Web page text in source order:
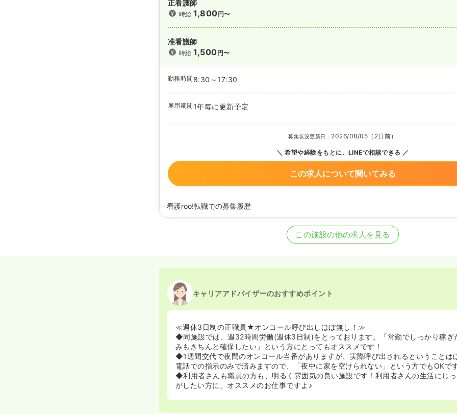
正看護師
時給1,800円〜
准看護師
時給1,500円〜
勤務時間 8:30～17:30
雇用期間 1年毎に更新予定
募集状況更新日： 2026/08/05（2日前）
希望や経験をもとに、LINEで相談できる
この求人について聞いてみる
看護roo!転職での募集履歴
この施設の他の求人を見る
キャリアアドバイザーのおすすめポイント
≪週休3日制の正職員★オンコール呼び出しほぼ無し！≫
◆同施設では、週32時間労働(週休3日制)をとっております。「常勤でしっかり稼ぎ
みもきちんと確保したい」という方にとってもオススメです！
◆1週間交代で夜間のオンコール当番がありますが、実際呼び出されるということは
電話での指示のみで済みますので、「夜中に家を空けられない」という方でもOKで
◆利用者さんも職員の方も、明るく雰囲気の良い施設です！利用者さんの生活にじ
がしたい方に、オススメのお仕事ですよ♪